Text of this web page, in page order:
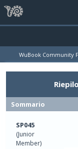
WuBook Community
Sommario
SP045
(Junior
Member)